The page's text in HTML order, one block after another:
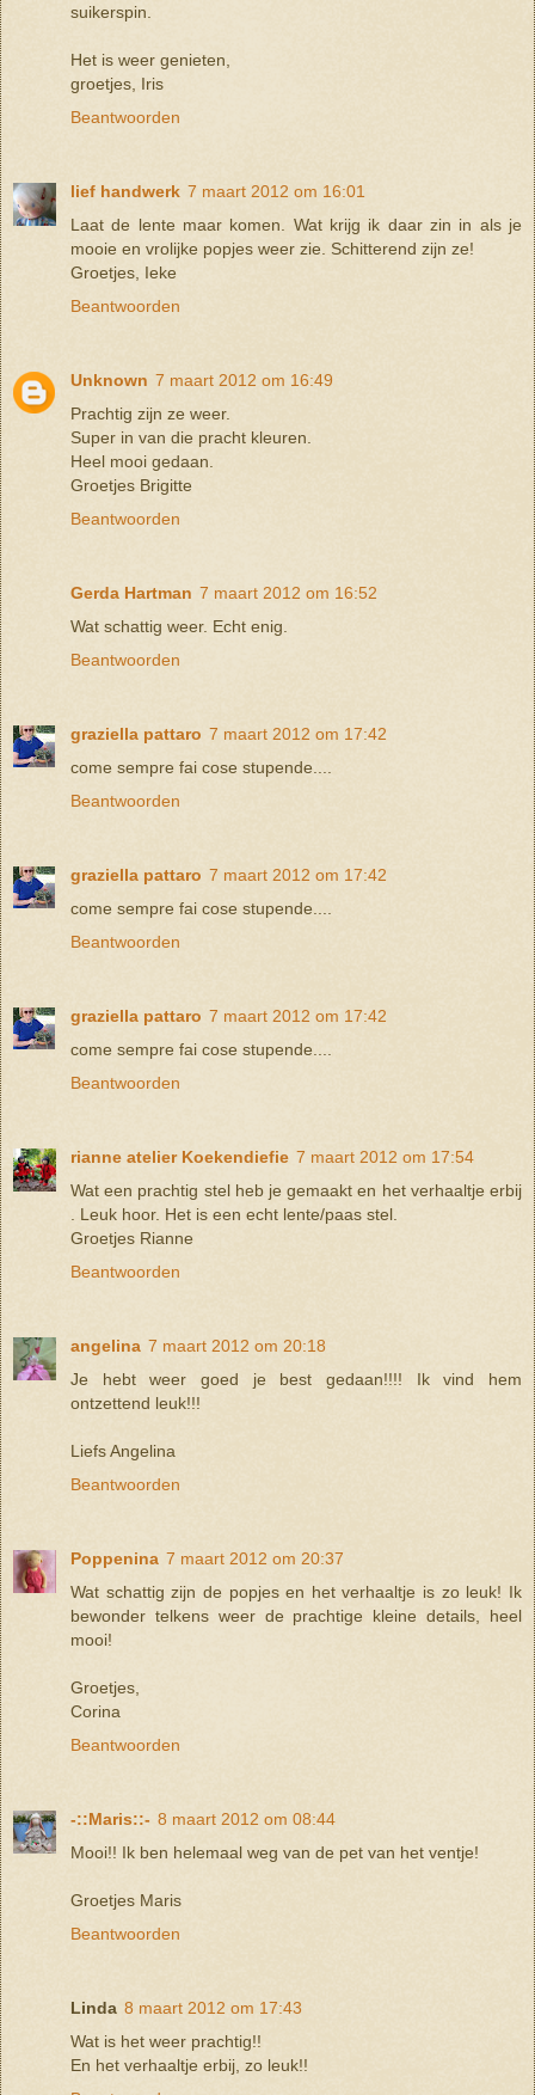
suikerspin.
Het is weer genieten,
groetjes, Iris
Beantwoorden
lief handwerk 7 maart 2012 om 16:01
Laat de lente maar komen. Wat krijg ik daar zin in als je
mooie en vrolijke popjes weer zie. Schitterend zijn ze!
Groetjes, Ieke
Beantwoorden
Unknown 7 maart 2012 om 16:49
Prachtig zijn ze weer.
Super in van die pracht kleuren.
Heel mooi gedaan.
Groetjes Brigitte
Beantwoorden
Gerda Hartman 7 maart 2012 om 16:52
Wat schattig weer. Echt enig.
Beantwoorden
graziella pattaro 7 maart 2012 om 17:42
come sempre fai cose stupende....
Beantwoorden
graziella pattaro 7 maart 2012 om 17:42
come sempre fai cose stupende....
Beantwoorden
graziella pattaro 7 maart 2012 om 17:42
come sempre fai cose stupende....
Beantwoorden
rianne atelier Koekendiefie 7 maart 2012 om 17:54
Wat een prachtig stel heb je gemaakt en het verhaaltje erbij
. Leuk hoor. Het is een echt lente/paas stel.
Groetjes Rianne
Beantwoorden
angelina 7 maart 2012 om 20:18
Je hebt weer goed je best gedaan!!!! Ik vind hem
ontzettend leuk!!!
Liefs Angelina
Beantwoorden
Poppenina 7 maart 2012 om 20:37
Wat schattig zijn de popjes en het verhaaltje is zo leuk! Ik
bewonder telkens weer de prachtige kleine details, heel
mooi!
Groetjes,
Corina
Beantwoorden
-::Maris::- 8 maart 2012 om 08:44
Mooi!! Ik ben helemaal weg van de pet van het ventje!
Groetjes Maris
Beantwoorden
Linda 8 maart 2012 om 17:43
Wat is het weer prachtig!!
En het verhaaltje erbij, zo leuk!!